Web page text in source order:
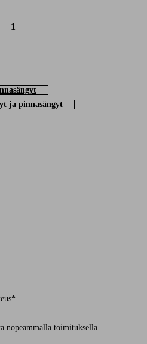
1
ja pinnasängyt
nopeammalla toimituksella